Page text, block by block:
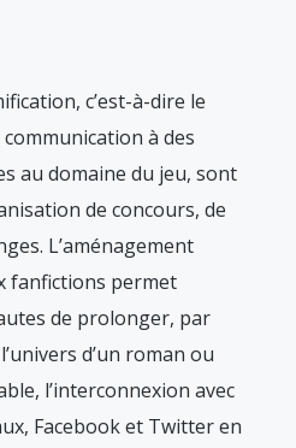
c’est-à-dire le
à des
au domaine du jeu, sont
de concours, de
L’aménagement
fanfictions permet
de prolonger, par
d’un roman ou
l’interconnexion avec
Facebook et Twitter en